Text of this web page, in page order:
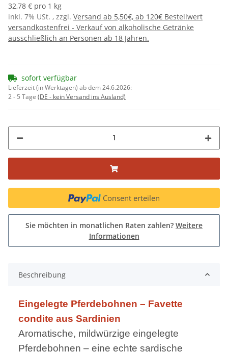
32,78 € pro 1 kg
inkl. 7% USt. , zzgl. Versand ab 5,50€, ab 120€ Bestellwert
versandkostenfrei - Verkauf von alkoholische Getränke
ausschließlich an Personen ab 18 Jahren.
sofort verfügbar
Lieferzeit (in Werktagen) ab dem 24.6.2026:
2 - 5 Tage (DE - kein Versand ins Ausland)
Consent erteilen
Sie möchten in monatlichen Raten zahlen? Weitere
Informationen
Beschreibung
Eingelegte Pferdebohnen – Favette
condite aus Sardinien
Aromatische, mildwürzige eingelegte
Pferdebohnen – eine echte sardische